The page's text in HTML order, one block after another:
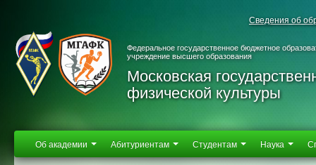
Сведения об
Федеральное государственное бюджетное
учреждение высшего образования
Московская
физической культуры
Об академии Абитуриентам Студентам Наука